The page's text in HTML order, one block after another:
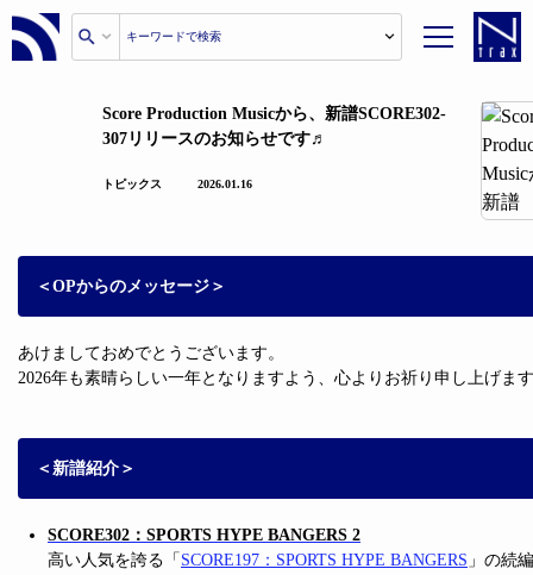
Score Production Musicから、新譜SCORE302-
307リリースのお知らせです♬
トピックス 2026.01.16
＜OPからのメッセージ＞
あけましておめでとうございます。
2026年も素晴らしい一年となりますよう、心よりお祈り申し上げま
＜新譜紹介＞
SCORE302：SPORTS HYPE BANGERS 2
高い人気を誇る「 SCORE197：SPORTS HYPE BANGERS 」の続